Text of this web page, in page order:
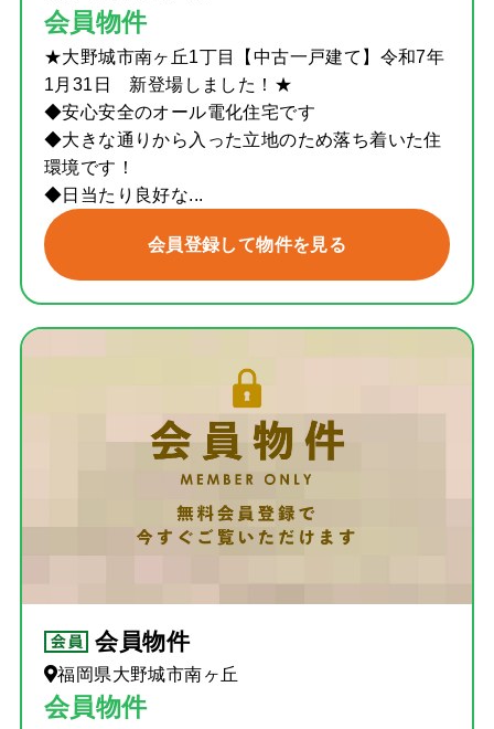
会員物件
★大野城市南ヶ丘1丁目【中古一戸建て】令和7年
1月31日 新登場しました！★
◆安心安全のオール電化住宅です
◆大きな通りから入った立地のため落ち着いた住
環境です！
◆日当たり良好な...
会員登録して物件を見る
会員物件
福岡県大野城市南ヶ丘
会員物件